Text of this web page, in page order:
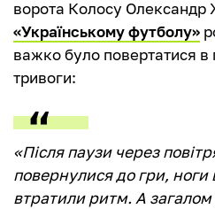
ворота Колосу Олександр
«Українському футболу»
важко було повертатися в
тривоги:
«Після паузи через
повернулися до гри, ноги
втратили ритм. А